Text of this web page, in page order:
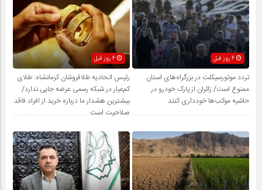
4 روز قبل
تردد موتورسیکلت در بزرگراه‌های استان
ممنوع است/ زائران از پارک خودرو در
حاشیه موکب‌ها خودداری کنند
رئیس اتحادیه طلافروشان کرمانشاه: طلای
کم‌عیار در شبکه رسمی عرضه جایی ندارد/
بیشترین هشدار ما درباره خرید از افراد فاقد
صلاحیت است